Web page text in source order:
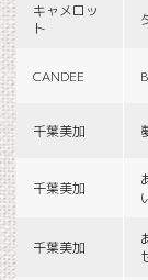
キャメロッ
ト
CANDEE
千葉美加
千葉美加
千葉美加